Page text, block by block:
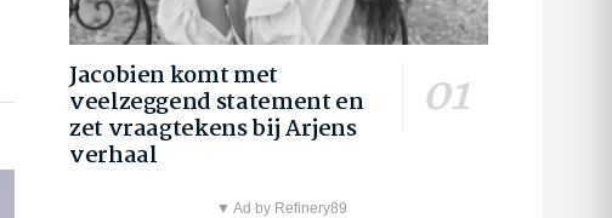
Jacobien komt met
veelzeggend statement en
zet vraagtekens bij Arjens
verhaal
▼ Ad by Refinery89